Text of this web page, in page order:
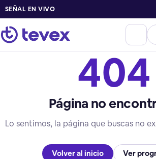
SEÑAL EN VIVO
404
Página no
Lo sentimos, la página que buscas no
Volver al inicio Ver